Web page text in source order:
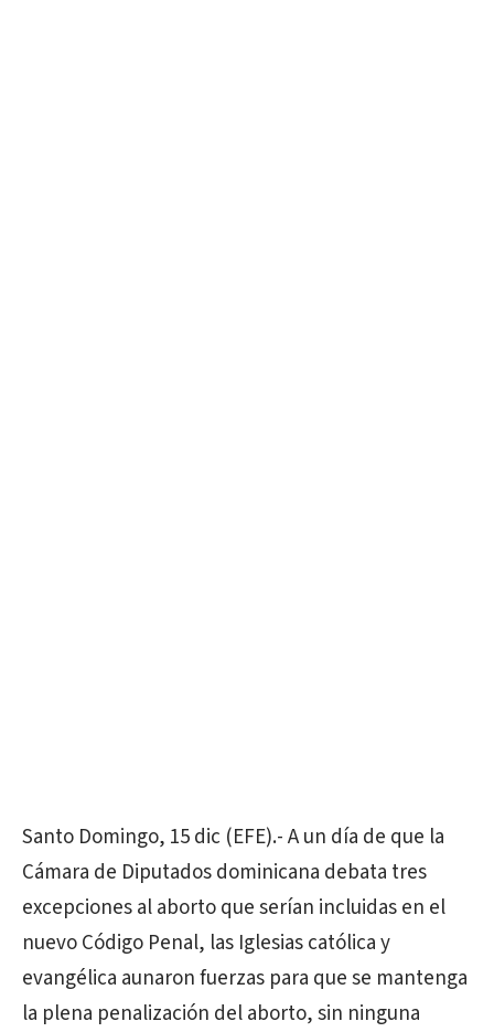
Santo Domingo, 15 dic (EFE).- A un día de que la
Cámara de Diputados dominicana debata tres
excepciones al aborto que serían incluidas en el
nuevo Código Penal, las Iglesias católica y
evangélica aunaron fuerzas para que se mantenga
la plena penalización del aborto, sin ninguna